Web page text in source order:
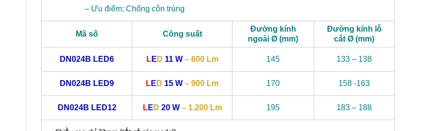
– Ưu điểm: Chống côn trùng
Mã số Công suất
Đường kính
ngoài Ø (mm)
Đường kính lỗ
cắt Ø (mm)
DN024B LED6 LE D 11 W– 600 Lm 145 133 – 138
DN024B LED9 LE D 15 W – 900 Lm 170 158 -163
DN024B LED12 LE D 20 W– 1.200 Lm 195 183 – 188